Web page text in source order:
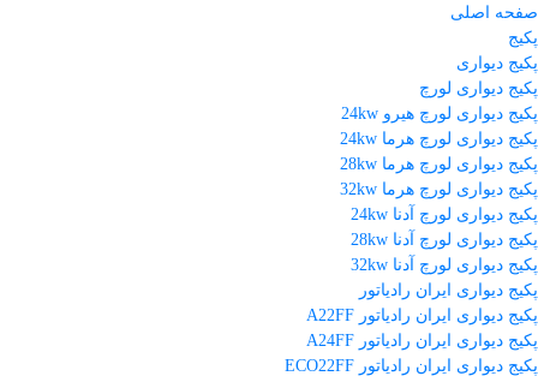
صفحه اصلی
پکیج
پکیج دیواری
پکیج دیواری لورچ
پکیج دیواری لورچ هیرو 24kw
پکیج دیواری لورچ هرما 24kw
پکیج دیواری لورچ هرما 28kw
پکیج دیواری لورچ هرما 32kw
پکیج دیواری لورچ آدنا 24kw
پکیج دیواری لورچ آدنا 28kw
پکیج دیواری لورچ آدنا 32kw
پکیج دیواری ایران رادیاتور
پکیج دیواری ایران رادیاتور A22FF
پکیج دیواری ایران رادیاتور A24FF
پکیج دیواری ایران رادیاتور ECO22FF